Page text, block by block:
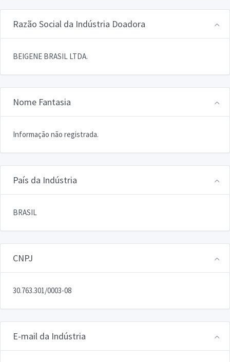
Razão Social da Indústria Doadora
BEIGENE BRASIL LTDA.
Nome Fantasia
Informação não registrada.
País da Indústria
BRASIL
CNPJ
30.763.301/0003-08
E-mail da Indústria